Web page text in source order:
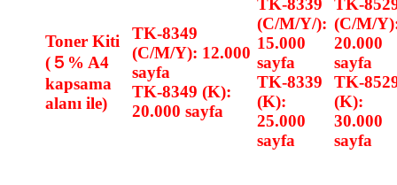
Toner Kiti
(５% A4
kapsama
alanı ile)
TK-8349
(C/M/Y): 12.000
sayfa
TK-8349 (K):
20.000 sayfa
(C/M/Y/):
15.000
sayfa
TK-8339
(K):
25.000
sayfa
(C/M/
20.000
sayfa
TK-
(K):
30.000
sayfa